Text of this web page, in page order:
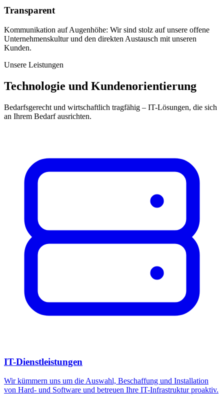
Transparent
Kommunikation auf Augenhöhe: Wir sind stolz auf unsere offene
Unternehmenskultur und den direkten Austausch mit unseren
Kunden.
Unsere Leistungen
Technologie und Kundenorientierung
Bedarfsgerecht und wirtschaftlich tragfähig – IT-Lösungen, die sich
an Ihrem Bedarf ausrichten.
IT-Dienstleistungen
Wir kümmern uns um die Auswahl, Beschaffung und Installation
von Hard- und Software und betreuen Ihre IT-Infrastruktur proaktiv.